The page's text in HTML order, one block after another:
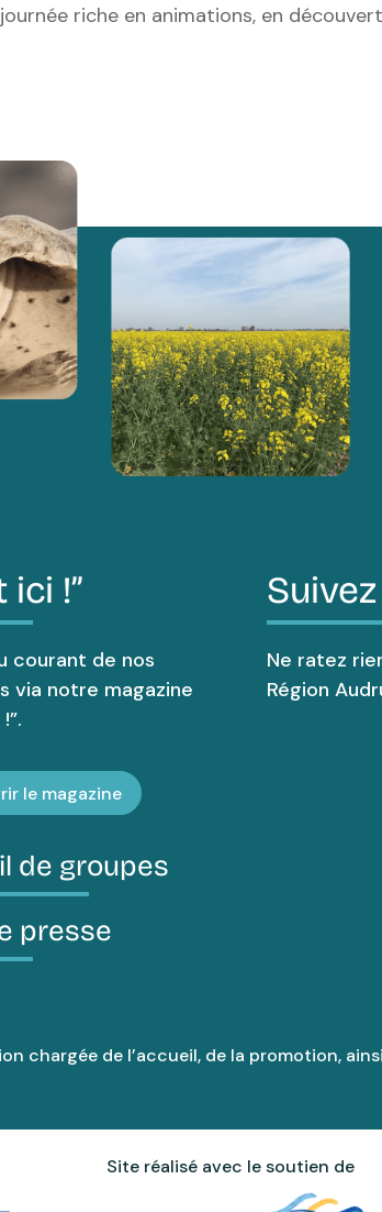
riche en animations, en
ici !”
courant de nos
via notre magazine
le magazine
de groupes
presse
Ne ratez
Région
chargée de l’accueil, de la promotion,
Site réalisé avec le soutien de